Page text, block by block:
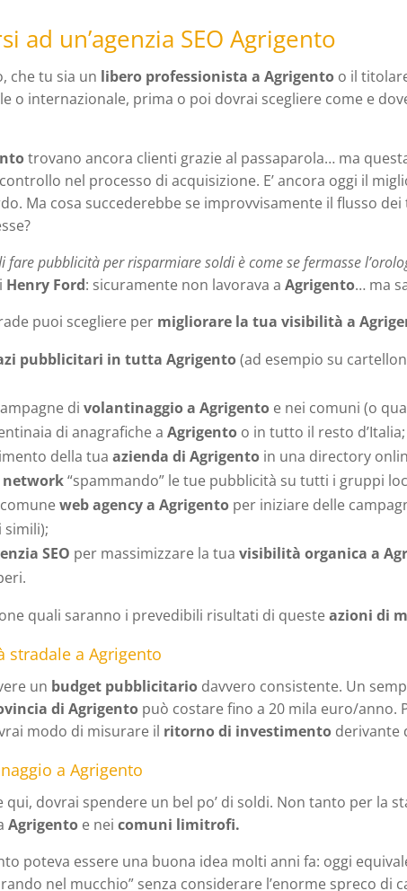
ad un’agenzia SEO Agrigento
che tu sia un libero professionista a Agrigento o il
o internazionale, prima o poi dovrai scegliere come e
trovano ancora clienti grazie al passaparola… ma
nel processo di acquisizione. E’ ancora oggi il
Ma cosa succederebbe se improvvisamente il flusso
fare pubblicità per risparmiare soldi è come se fermasse
Henry Ford: sicuramente non lavorava aAgrigento… ma
puoi scegliere per migliorare la tua visibilità a
pubblicitari in tutta Agrigento(ad esempio su
divolantinaggio a Agrigento e nei comuni (o
di anagrafiche aAgrigento o in tutto il resto d’Italia;
della tuaazienda di Agrigento in una directory
network“spammando” le tue pubblicità su tutti i gruppi
web agency a Agrigento per iniziare delle
simili);
SEO per massimizzare la tuavisibilità organica a
quali saranno i prevedibili risultati di questeazioni di
stradale a Agrigento
un budget pubblicitario davvero consistente. Un
di Agrigento può costare fino a 20 mila euro/anno.
modo di misurare il ritorno di investimento derivante
a Agrigento
qui, dovrai spendere un bel po’ di soldi. Non tanto per la
Agrigento e nei comuni limitrofi.
poteva essere una buona idea molti anni fa: oggi
nel mucchio” senza considerare l’enorme spreco di